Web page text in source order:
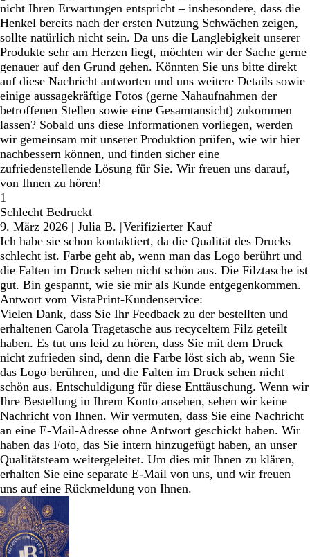
nicht Ihren Erwartungen entspricht – insbesondere, dass die
Henkel bereits nach der ersten Nutzung Schwächen zeigen,
sollte natürlich nicht sein. Da uns die Langlebigkeit unserer
Produkte sehr am Herzen liegt, möchten wir der Sache gerne
genauer auf den Grund gehen. Könnten Sie uns bitte direkt
auf diese Nachricht antworten und uns weitere Details sowie
einige aussagekräftige Fotos (gerne Nahaufnahmen der
betroffenen Stellen sowie eine Gesamtansicht) zukommen
lassen? Sobald uns diese Informationen vorliegen, werden
wir gemeinsam mit unserer Produktion prüfen, wie wir hier
nachbessern können, und finden sicher eine
zufriedenstellende Lösung für Sie. Wir freuen uns darauf,
von Ihnen zu hören!
1
Schlecht Bedruckt
9. März 2026 | Julia B. |Verifizierter Kauf
Ich habe sie schon kontaktiert, da die Qualität des Drucks
schlecht ist. Farbe geht ab, wenn man das Logo berührt und
die Falten im Druck sehen nicht schön aus. Die Filztasche ist
gut. Bin gespannt, wie sie mir als Kunde entgegenkommen.
Antwort vom VistaPrint-Kundenservice:
Vielen Dank, dass Sie Ihr Feedback zu der bestellten und
erhaltenen Carola Tragetasche aus recyceltem Filz geteilt
haben. Es tut uns leid zu hören, dass Sie mit dem Druck
nicht zufrieden sind, denn die Farbe löst sich ab, wenn Sie
das Logo berühren, und die Falten im Druck sehen nicht
schön aus. Entschuldigung für diese Enttäuschung. Wenn wir
Ihre Bestellung in Ihrem Konto ansehen, sehen wir keine
Nachricht von Ihnen. Wir vermuten, dass Sie eine Nachricht
an eine E-Mail-Adresse ohne Antwort geschickt haben. Wir
haben das Foto, das Sie intern hinzugefügt haben, an unser
Qualitätsteam weitergeleitet. Um dies mit Ihnen zu klären,
erhalten Sie eine separate E-Mail von uns, und wir freuen
uns auf eine Rückmeldung von Ihnen.